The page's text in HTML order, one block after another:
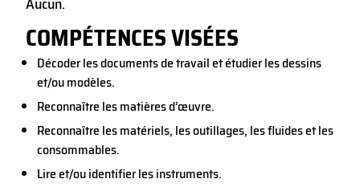
COMPÉTENCES VISÉES
Décoder les documents de travail et étudier les dessins
et/ou modèles.
Reconnaître les matières d’œuvre.
Reconnaître les matériels, les outillages, les fluides et les
consommables.
Lire et/ou identifier les instruments.